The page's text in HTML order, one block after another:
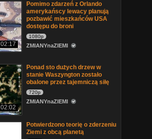
02:17
Pomimo zdarzeń z Orlando
amerykańscy lewacy planują
pozbawić mieszkańców USA
dostępu do broni
1080p
ZMIANYnaZIEMI
02:02
Ponad sto dużych drzew w
stanie Waszyngton zostało
obalone przez tajemniczą siłę
720p
ZMIANYnaZIEMI
Potwierdzono teorię o zderzeniu
Ziemi z obcą planetą